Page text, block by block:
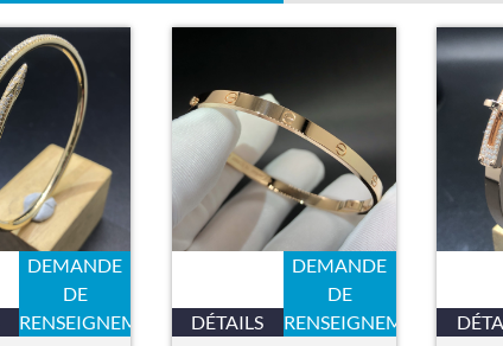
DEMANDE
DE
RENSEIGNEMENTS
DÉTAILS
DEMANDE
DE
RENSEIGNEMENTS